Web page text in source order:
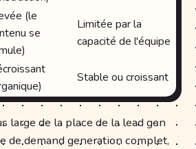
(le
se
Limitée par la
capacité de l'équipe
Stable ou croissant
large de la place de la lead gen
de demand generation complet,